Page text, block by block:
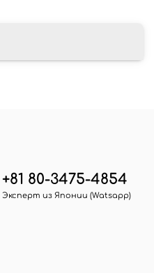
+81 80-3475-4854
Эксперт из Японии (Watsapp)